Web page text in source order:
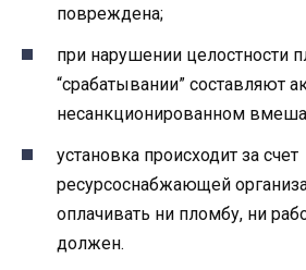
повреждена;
при нарушении целостности
“срабатывании” составляют
несанкционированном
установка происходит за счет
ресурсоснабжающей
оплачивать ни пломбу, ни
должен.